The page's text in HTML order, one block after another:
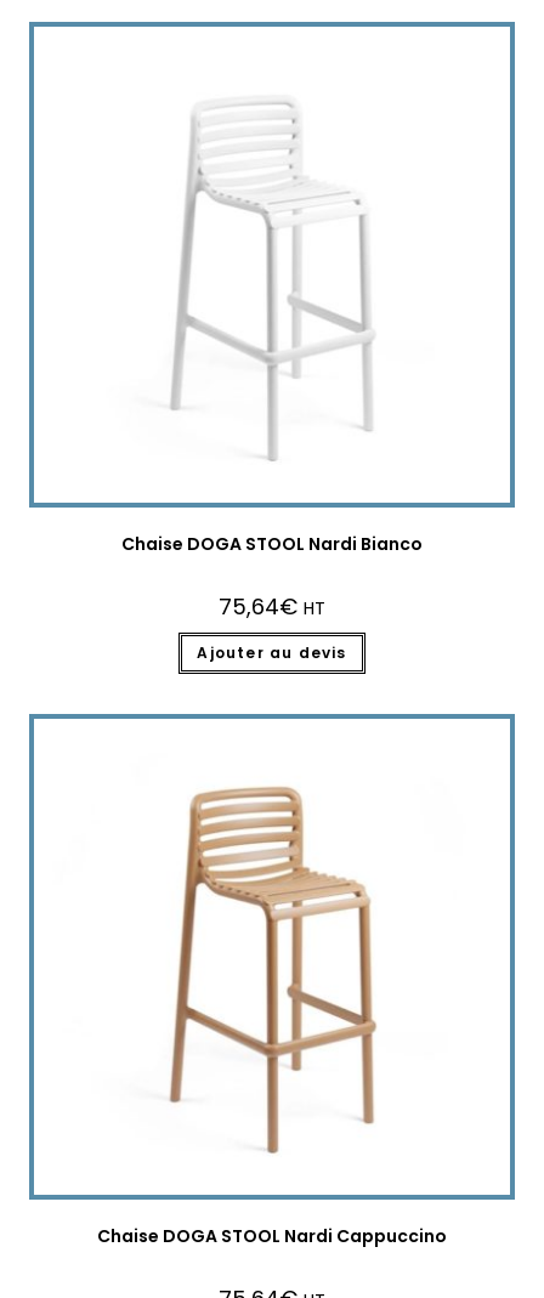
Chaise DOGA STOOL Nardi Bianco
75,64€ HT
Ajouter au devis
Chaise DOGA STOOL Nardi Cappuccino